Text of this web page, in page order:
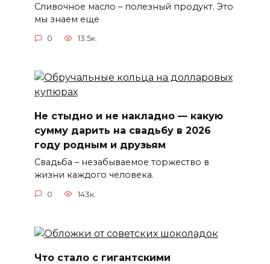
Сливочное масло – полезный продукт. Это
мы знаем еще
0 13.5к.
Не стыдно и не накладно — какую
сумму дарить на свадьбу в 2026
году родным и друзьям
Свадьба – незабываемое торжество в
жизни каждого человека.
0 143к.
Что стало с гигантскими